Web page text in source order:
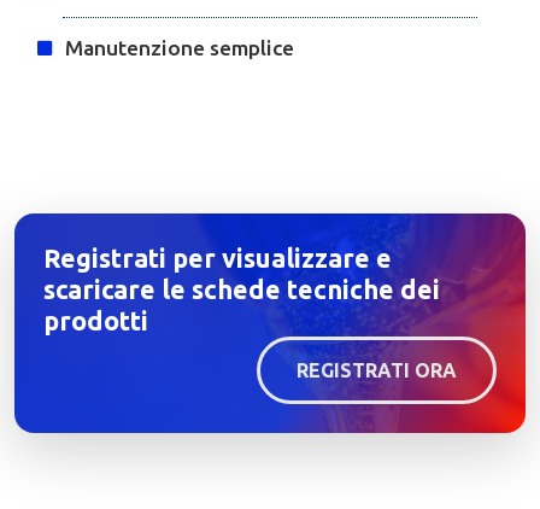
Manutenzione semplice
Registrati per visualizzare e
scaricare le schede tecniche dei
prodotti
REGISTRATI ORA